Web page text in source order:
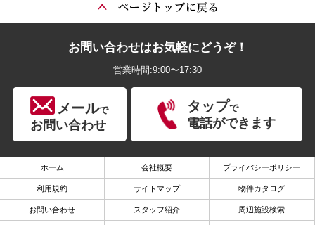
お問い合わせはお気軽にどうぞ！
営業時間:9:00〜17:30
メールで
お問い合わせ
タップで
電話ができます
ホーム 会社概要 プライバシーポリシー
利用規約 サイトマップ 物件カタログ
お問い合わせ スタッフ紹介 周辺施設検索